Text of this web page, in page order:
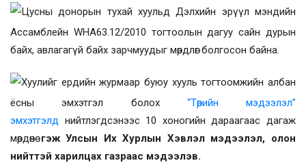
Цусны донорын тухай хуульдДэлхийн эрүүл мэндийн
Ассамблейн WHA63.12/2010 тогтоолын дагуу сайн дурын
байх, авлагагүй байх зарчмуудыг мөрдлөг болгосон байна.
Хуулийг ердийн журмаар буюу хууль тогтоомжийн албан
ёсны эмхэтгэл болох “Төрийн мэдээлэл”
эмхэтгэлд нийтлэгдсэнээс 10 хоногийн дараагаас дагаж
мөрдөнөгэж Улсын Их Хурлын Хэвлэл мэдээлэл, олон
нийттэй харилцах газраас мэдээлэв.